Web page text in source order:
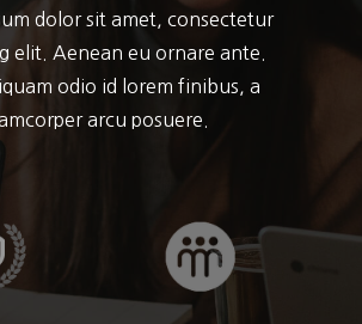
dolor sit amet, consectetur
elit. Aenean eu ornare ante.
odio id lorem finibus, a
arcu posuere.